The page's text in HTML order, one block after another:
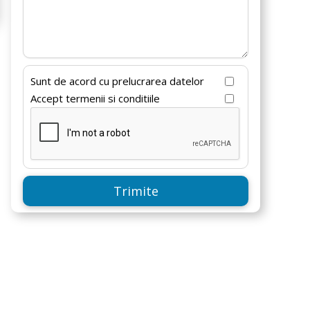
Sunt de acord cu prelucrarea datelor
Accept termenii si conditiile
Trimite